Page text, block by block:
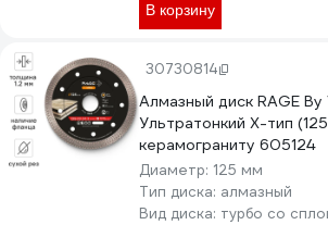
В корзину
30730814
Алмазный диск RAGE
Ультратонкий Х-тип
керамограниту 605124
Диаметр: 125 мм
Тип диска: алмазный
Вид диска: турбо со